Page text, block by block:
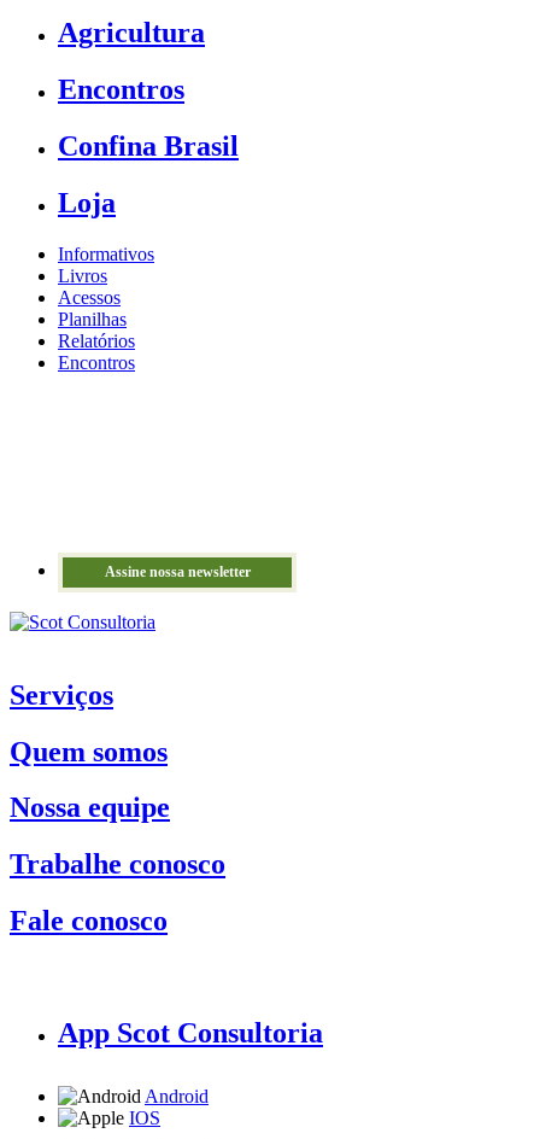
Agricultura
Encontros
Confina Brasil
Loja
Informativos
Livros
Acessos
Planilhas
Relatórios
Encontros
Assine nossa newsletter
Serviços
Quem somos
Nossa equipe
Trabalhe conosco
Fale conosco
App Scot Consultoria
Android
IOS